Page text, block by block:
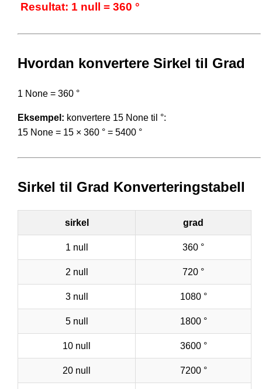
Resultat: 1 null = 360 °
Hvordan konvertere Sirkel til Grad
1 None = 360 °
Eksempel: konvertere 15 None til °:
15 None = 15 × 360 ° = 5400 °
Sirkel til Grad Konverteringstabell
sirkel grad
1 null 360 °
2 null 720 °
3 null 1080 °
5 null 1800 °
10 null 3600 °
20 null 7200 °